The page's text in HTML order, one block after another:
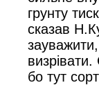
грунту
сказав
бо тут